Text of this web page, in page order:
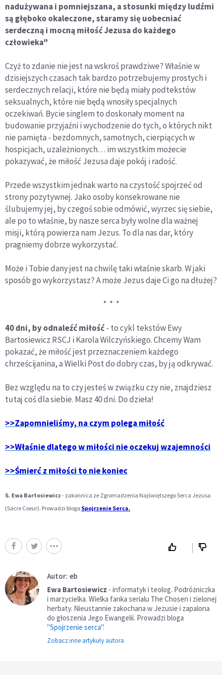
nadużywana i pomniejszana, a stosunki między ludźmi
są głęboko okaleczone, staramy się uobecniać
serdeczną i mocną miłość Jezusa do każdego
człowieka"
Czyż to zdanie nie jest na wskroś prawdziwe? Właśnie w
dzisiejszych czasach tak bardzo potrzebujemy prostych i
serdecznych relacji, które nie będą miały podtekstów
seksualnych, które nie będą wnosiły specjalnych
oczekiwań. Bycie singlem to doskonały moment na
budowanie przyjaźni i wychodzenie do tych, o których nikt
nie pamięta - bezdomnych, samotnych, cierpiących w
hospicjach, uzależnionych… im wszystkim możecie
pokazywać, że miłość Jezusa daje pokój i radość.
Przede wszystkim jednak warto na czystość spojrzeć od
strony pozytywnej. Jako osoby konsekrowane nie
ślubujemy jej, by czegoś sobie odmówić, wyrzec się siebie,
ale po to właśnie, by nasze serca były wolne dla ważnej
misji, którą powierza nam Jezus. To dla nas dar, który
pragniemy dobrze wykorzystać.
Może i Tobie dany jest na chwilę taki właśnie skarb. W jaki
sposób go wykorzystasz? A może Jezus daje Ci go na dłużej?
* * *
40 dni, by odnaleźć miłość- to cykl tekstów Ewy
Bartosiewicz RSCJ i Karola Wilczyńskiego. Chcemy Wam
pokazać, że miłość jest przeznaczeniem każdego
chrześcijanina, a Wielki Post do dobry czas, by ją odkrywać.
Bez względu na to czy jesteś w związku czy nie, znajdziesz
tutaj coś dla siebie. Masz 40 dni. Do dzieła!
>>Zapomnieliśmy, na czym polega miłość
>>Właśnie dlatego w miłości nie oczekuj wzajemności
>>Śmierć z miłości to nie koniec
S. Ewa Bartosiewicz - zakonnica ze Zgromadzenia Najświętszego Serca Jezusa
(Sacre Coeur). Prowadzi bloga Spojrzenie Serca.
Autor: eb
Ewa Bartosiewicz - informatyk i teolog. Podróżniczka
i marzycielka. Wielka fanka serialu The Chosen i zielonej
herbaty. Nieustannie zakochana w Jezusie i zapalona
do głoszenia Jego Ewangelii. Prowadzi bloga
"Spojrzenie serca".
Zobacz inne artykuły autora